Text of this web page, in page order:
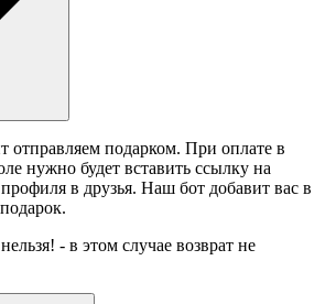
отправляем подарком. При оплате в
нужно будет вставить ссылку на
в друзья. Наш бот добавит вас в
- в этом случае возврат не